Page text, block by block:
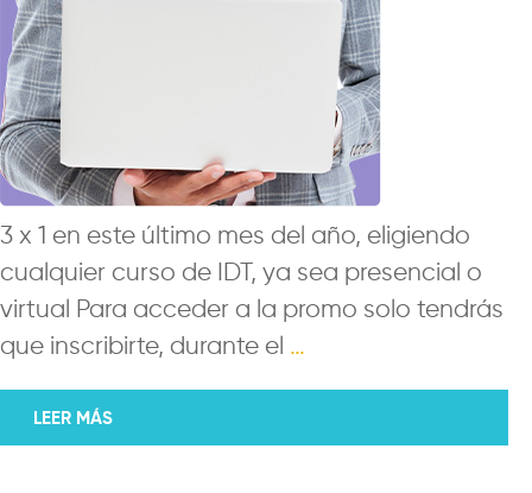
3 x 1 en este último mes del año, eligiendo
cualquier curso de IDT, ya sea presencial o
virtual Para acceder a la promo solo tendrás
que inscribirte, durante el …
LEER MÁS